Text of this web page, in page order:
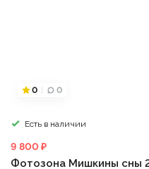
0 0
Есть в наличии
9 800 ₽
Фотозона Мишкины сны